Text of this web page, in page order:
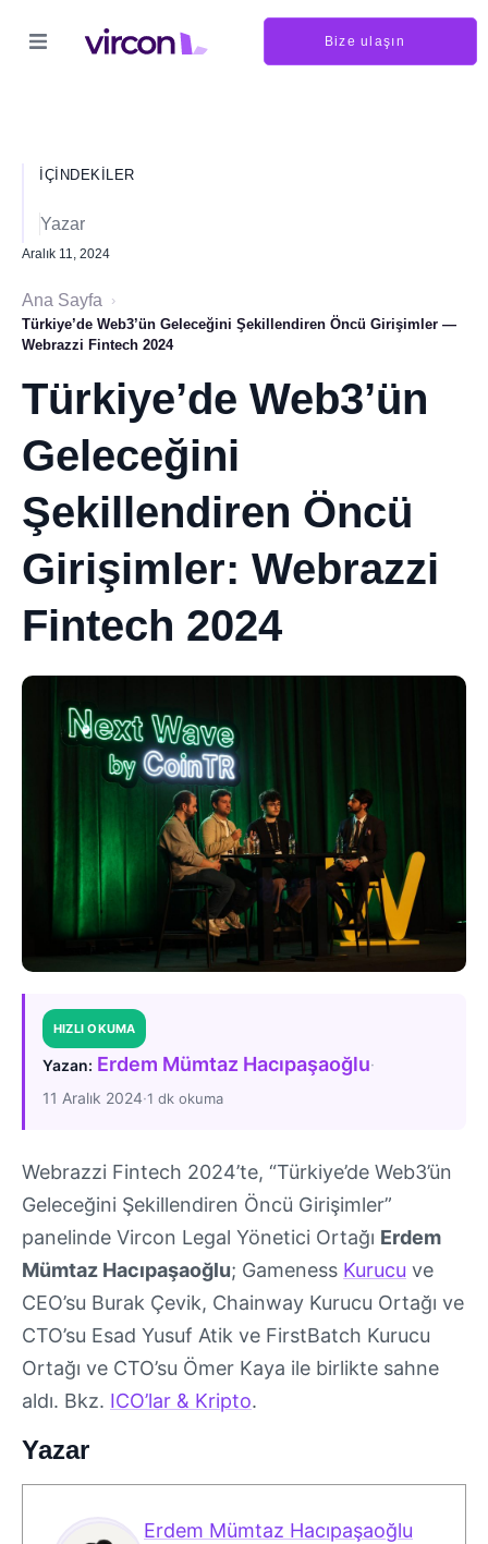
Bize ulaşın
İÇINDEKILER
Yazar
Aralık 11, 2024
Ana Sayfa
›
Türkiye’de Web3’ün Geleceğini Şekillendiren Öncü Girişimler —
Webrazzi Fintech 2024
Türkiye’de Web3’ün
Geleceğini
Şekillendiren Öncü
Girişimler: Webrazzi
Fintech 2024
HIZLI OKUMA
Yazan: Erdem Mümtaz Hacıpaşaoğlu·
11 Aralık 2024·1 dk okuma
Webrazzi Fintech 2024’te, “Türkiye’de Web3’ün
Geleceğini Şekillendiren Öncü Girişimler”
panelinde Vircon Legal Yönetici Ortağı Erdem
Mümtaz Hacıpaşaoğlu; Gameness Kurucu ve
CEO’su Burak Çevik, Chainway Kurucu Ortağı ve
CTO’su Esad Yusuf Atik ve FirstBatch Kurucu
Ortağı ve CTO’su Ömer Kaya ile birlikte sahne
aldı. Bkz. ICO’lar & Kripto.
Yazar
Erdem Mümtaz Hacıpaşaoğlu